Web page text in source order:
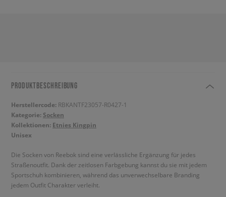
PRODUKTBESCHREIBUNG
Herstellercode: RBKANTF23057-R0427-1
Kategorie: Socken
Kollektionen: Etnies Kingpin
Unisex
Die Socken von Reebok sind eine verlässliche Ergänzung für jedes
Straßenoutfit. Dank der zeitlosen Farbgebung kannst du sie mit jedem
Sportschuh kombinieren, während das unverwechselbare Branding
jedem Outfit Charakter verleiht.